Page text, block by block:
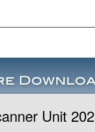
Unit 202